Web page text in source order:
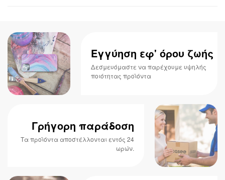
Εγγύηση εφ' όρου ζωής
Δεσμευόμαστε να παρέχουμε υψηλής
ποιότητας προϊόντα
Γρήγορη παράδοση
Τα προϊόντα αποστέλλονται εντός 24
ωρών.